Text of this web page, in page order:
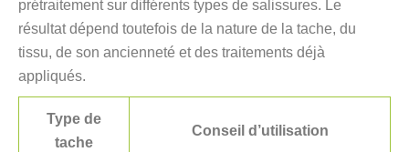
prétraitement sur différents types de salissures. Le
résultat dépend toutefois de la nature de la tache, du
tissu, de son ancienneté et des traitements déjà
appliqués.
Type de
tache
Conseil d’utilisation